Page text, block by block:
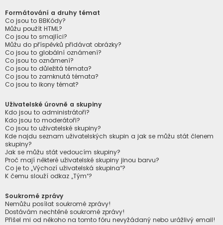
Formátování a druhy témat
Co jsou to BBKódy?
Můžu použít HTML?
Co jsou to smajlíci?
Můžu do příspěvků přidávat obrázky?
Co jsou to globální oznámení?
Co jsou to oznámení?
Co jsou to důležitá témata?
Co jsou to zamknutá témata?
Co jsou to ikony témat?
Uživatelské úrovně a skupiny
Kdo jsou to administrátoři?
Kdo jsou to moderátoři?
Co jsou to uživatelské skupiny?
Kde najdu seznam uživatelských skupin a jak se můžu stát členem
skupiny?
Jak se můžu stát vedoucím skupiny?
Proč mají některé uživatelské skupiny jinou barvu?
Co je to „Výchozí uživatelská skupina“?
K čemu slouží odkaz „Tým“?
Soukromé zprávy
Nemůžu posílat soukromé zprávy!
Dostávám nechtěné soukromé zprávy!
Přišel mi od někoho na tomto fóru nevyžádaný nebo urážlivý email!